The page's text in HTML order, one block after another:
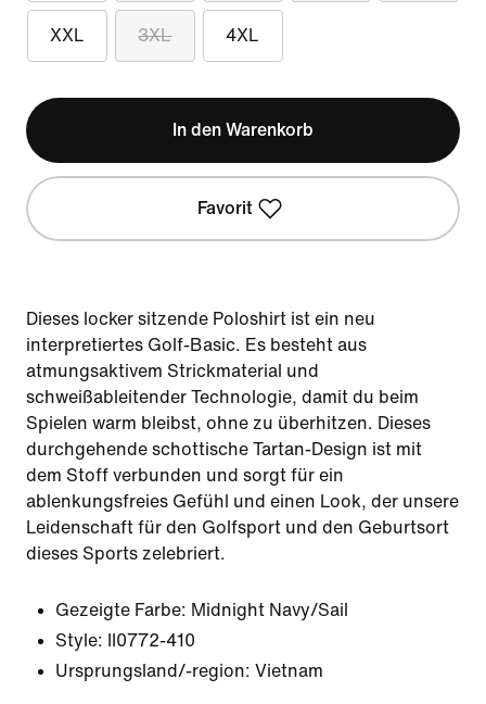
XXL 3XL 4XL
In den Warenkorb
Favorit
Dieses locker sitzende Poloshirt ist ein neu
interpretiertes Golf-Basic. Es besteht aus
atmungsaktivem Strickmaterial und
schweißableitender Technologie, damit du beim
Spielen warm bleibst, ohne zu überhitzen. Dieses
durchgehende schottische Tartan-Design ist mit
dem Stoff verbunden und sorgt für ein
ablenkungsfreies Gefühl und einen Look, der unsere
Leidenschaft für den Golfsport und den Geburtsort
dieses Sports zelebriert.
Gezeigte Farbe: Midnight Navy/Sail
Style:
II0772-410
Ursprungsland/-region: Vietnam